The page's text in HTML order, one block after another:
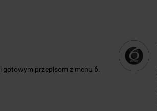
przepisom z menu 6.